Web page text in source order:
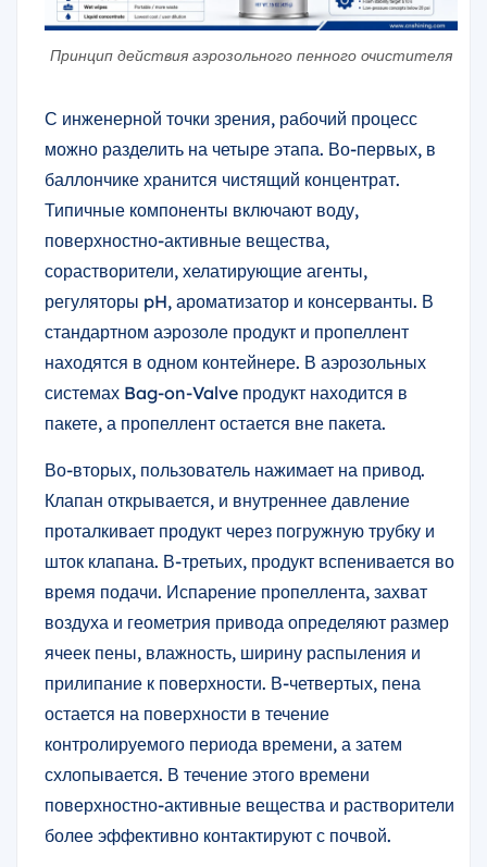
Принцип действия аэрозольного пенного очистителя
С инженерной точки зрения, рабочий процесс
можно разделить на четыре этапа. Во-первых, в
баллончике хранится чистящий концентрат.
Типичные компоненты включают воду,
поверхностно-активные вещества,
сорастворители, хелатирующие агенты,
регуляторы pH, ароматизатор и консерванты. В
стандартном аэрозоле продукт и пропеллент
находятся в одном контейнере. В аэрозольных
системах Bag-on-Valve продукт находится в
пакете, а пропеллент остается вне пакета.
Во-вторых, пользователь нажимает на привод.
Клапан открывается, и внутреннее давление
проталкивает продукт через погружную трубку и
шток клапана. В-третьих, продукт вспенивается во
время подачи. Испарение пропеллента, захват
воздуха и геометрия привода определяют размер
ячеек пены, влажность, ширину распыления и
прилипание к поверхности. В-четвертых, пена
остается на поверхности в течение
контролируемого периода времени, а затем
схлопывается. В течение этого времени
поверхностно-активные вещества и растворители
более эффективно контактируют с почвой.